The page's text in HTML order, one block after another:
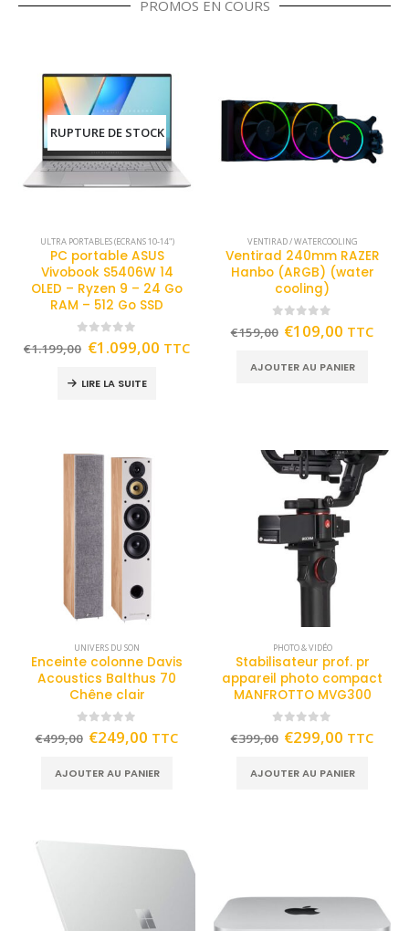
PROMOS EN COURS
RUPTURE DE STOCK
ULTRA PORTABLES (ECRANS 10-14")
PC portable ASUS
Vivobook S5406W 14
OLED – Ryzen 9 – 24 Go
RAM – 512 Go SSD
out of 5
€1.199,00 €1.099,00 TTC
LIRE LA SUITE
VENTIRAD / WATERCOOLING
Ventirad 240mm RAZER
Hanbo (ARGB) (water
cooling)
out of 5
€159,00 €109,00 TTC
AJOUTER AU PANIER
UNIVERS DU SON
Enceinte colonne Davis
Acoustics Balthus 70
Chêne clair
out of 5
€499,00 €249,00 TTC
AJOUTER AU PANIER
PHOTO & VIDÉO
Stabilisateur prof. pr
appareil photo compact
MANFROTTO MVG300
out of 5
€399,00 €299,00 TTC
AJOUTER AU PANIER